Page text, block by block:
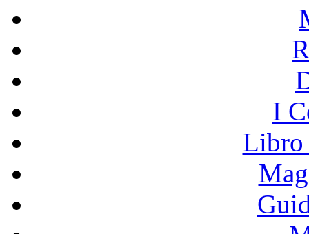
I
Libro